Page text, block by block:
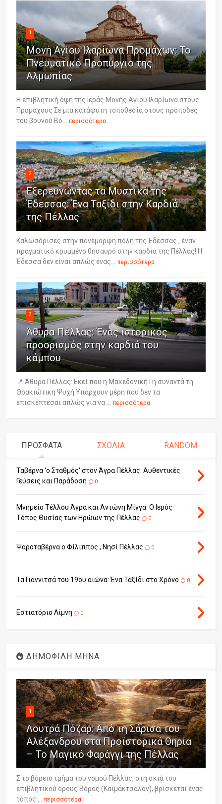
1
Μονή Αγίου Ιλαρίωνα Προμάχων: Το
Πνευματικό Προπύργιο της
Αλμωπίας
Η επιβλητική όψη της Ιεράς Μονής Αγίου Ιλαρίωνα στους
Προμάχους Σε μια κατάφυτη τοποθεσία στους πρόποδες
του βουνού Βό... περισσότερα
2
Εξερευνώντας τα Μυστικά της
Έδεσσας: Ένα Ταξίδι στην Καρδιά
της Πέλλας
Καλωσόρισες στην πανέμορφη πόλη της Έδεσσας , έναν
πραγματικό κρυμμένο θησαυρό στην καρδιά της Πέλλας! Η
Έδεσσα δεν είναι απλώς ένας... περισσότερα
3
Άθυρα Πέλλας: Ένας ιστορικός
προορισμός στην καρδιά του
κάμπου
📍 Άθυρα Πέλλας: Εκεί που η Μακεδονική Γη συναντά τη
Θρακιώτικη Ψυχή Υπάρχουν μέρη που δεν τα
επισκέπτεσαι απλώς για να ... περισσότερα
ΠΡΟΣΦΑΤΑ ΣΧΟΛΙΑ RANDOM
Ταβέρνα 'ο Σταθμός' στον Άγρα Πέλλας: Αυθεντικές
Γεύσεις και Παράδοση
0
Μνημείο Τέλλου Άγρα και Αντώνη Μίγγα: Ο Ιερός
Τόπος Θυσίας των Ηρώων της Πέλλας
0
Ψαροταβέρνα ο Φίλιππος , Νησί Πέλλας 0
Τα Γιαννιτσά του 19ου αιώνα: Ένα Ταξίδι στο Χρόνο 0
Εστιατόριο Λίμνη 0
ΔΗΜΟΦΙΛΗ ΜΗΝΑ
1
Λουτρά Πόζαρ: Από τη Σάρισα του
Αλέξανδρου στα Προϊστορικά Θηρία
– Το Μαγικό Φαράγγι της Πέλλας
Σ το βόρειο τμήμα του νομού Πέλλας, στη σκιά του
επιβλητικού όρους Βόρας (Καϊμάκτσαλαν), βρίσκεται ένας
τόπος ... περισσότερα